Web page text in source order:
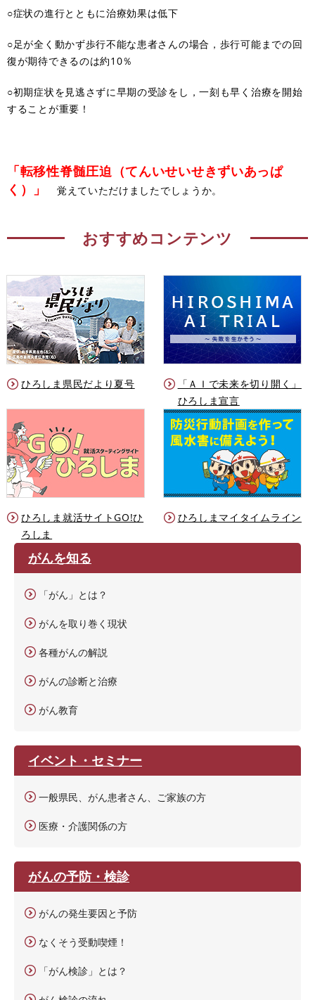
○症状の進行とともに治療効果は低下
○足が全く動かず歩行不能な患者さんの場合，歩行可能までの回
復が期待できるのは約10％
○初期症状を見逃さずに早期の受診をし，一刻も早く治療を開始
することが重要！
「転移性脊髄圧迫（てんいせいせきずいあっぱ
く）」
覚えていただけましたでしょうか。
おすすめコンテンツ
ひろしま県民だより夏号
「ＡＩで未来を切り開く」
ひろしま宣言
ひろしま就活サイトGO!ひ
ろしま
ひろしまマイタイムライン
がんを知る
「がん」とは？
がんを取り巻く現状
各種がんの解説
がんの診断と治療
がん教育
イベント・セミナー
一般県民、がん患者さん、ご家族の方
医療・介護関係の方
がんの予防・検診
がんの発生要因と予防
なくそう受動喫煙！
「がん検診」とは？